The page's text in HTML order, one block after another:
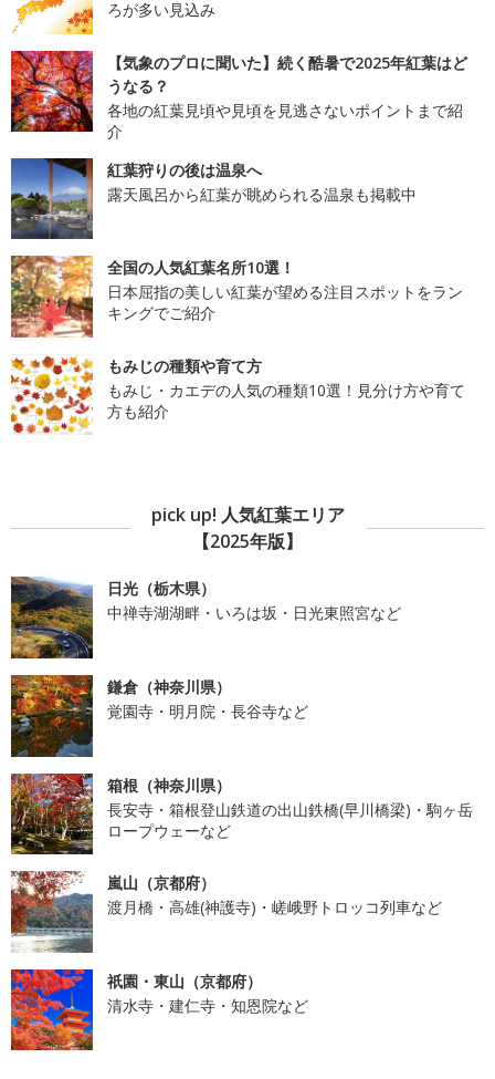
ろが多い見込み
【気象のプロに聞いた】続く酷暑で2025年紅葉はど
うなる？
各地の紅葉見頃や見頃を見逃さないポイントまで紹
介
紅葉狩りの後は温泉へ
露天風呂から紅葉が眺められる温泉も掲載中
全国の人気紅葉名所10選！
日本屈指の美しい紅葉が望める注目スポットをラン
キングでご紹介
もみじの種類や育て方
もみじ・カエデの人気の種類10選！見分け方や育て
方も紹介
pick up! 人気紅葉エリア
【2025年版】
日光（栃木県）
中禅寺湖湖畔・いろは坂・日光東照宮など
鎌倉（神奈川県）
覚園寺・明月院・長谷寺など
箱根（神奈川県）
長安寺・箱根登山鉄道の出山鉄橋(早川橋梁)・駒ヶ岳
ロープウェーなど
嵐山（京都府）
渡月橋・高雄(神護寺)・嵯峨野トロッコ列車など
祇園・東山（京都府）
清水寺・建仁寺・知恩院など